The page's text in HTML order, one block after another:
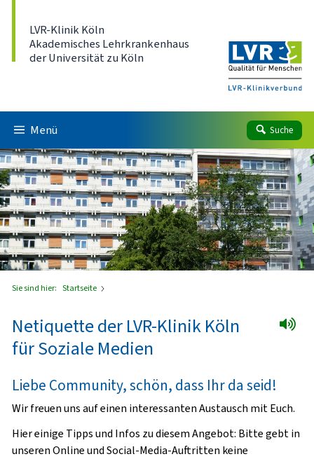
LVR-Klinik Köln
Akademisches Lehrkrankenhaus
der Universität zu Köln
Menü Suche
Sie sind hier: Startseite
Netiquette der LVR-Klinik Köln
für Soziale Medien
Liebe Community, schön, dass Ihr da seid!
Wir freuen uns auf einen interessanten Austausch mit Euch.
Hier einige Tipps und Infos zu diesem Angebot: Bitte gebt in
unseren Online und Social-Media-Auftritten keine